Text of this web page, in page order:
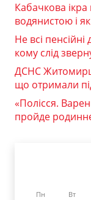
Кабачкова
водянистою і
Не всі
кому слід
ДСНС
що отримали
«Полісся.
пройде
Пн Вт